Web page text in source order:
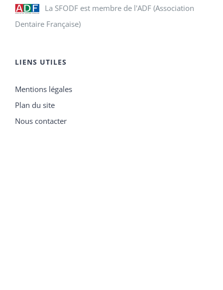
La SFODF est membre de l'ADF (Association
Dentaire Française)
LIENS UTILES
Mentions légales
Plan du site
Nous contacter